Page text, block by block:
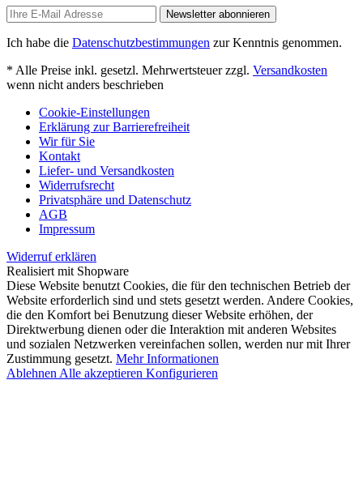
Newsletter abonnieren
Ich habe die Datenschutzbestimmungen zur Kenntnis genommen.
* Alle Preise inkl. gesetzl. Mehrwertsteuer zzgl. Versandkosten
wenn nicht anders beschrieben
Cookie-Einstellungen
Erklärung zur Barrierefreiheit
Wir für Sie
Kontakt
Liefer- und Versandkosten
Widerrufsrecht
Privatsphäre und Datenschutz
AGB
Impressum
Widerruf erklären
Realisiert mit Shopware
Diese Website benutzt Cookies, die für den technischen Betrieb der
Website erforderlich sind und stets gesetzt werden. Andere Cookies,
die den Komfort bei Benutzung dieser Website erhöhen, der
Direktwerbung dienen oder die Interaktion mit anderen Websites
und sozialen Netzwerken vereinfachen sollen, werden nur mit Ihrer
Zustimmung gesetzt. Mehr Informationen
Ablehnen Alle akzeptieren Konfigurieren